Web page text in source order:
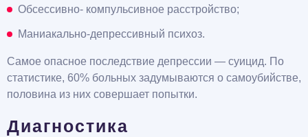
Обсессивно- компульсивное расстройство;
Маниакально-депрессивный психоз.
Самое опасное последствие депрессии — суицид. По
статистике, 60% больных задумываются о самоубийстве,
половина из них совершает попытки.
Диагностика